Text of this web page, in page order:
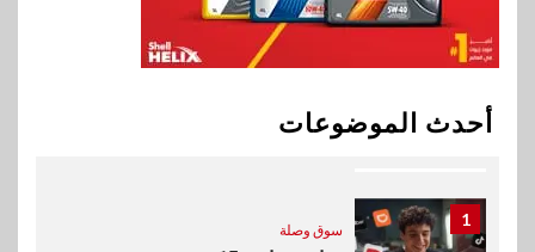
أحدث الموضوعات
10
بنوك
رئيسًا تنفيذيًا للمعاملات المصرفية
1
سوق وصلة